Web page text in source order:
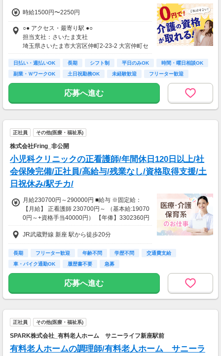
時給1500円〜2250円
○● アクセス・最寄り駅 ●○
担当支社：さいたま支社
埼玉県さいたま市大宮区仲町2-23-2 大宮仲町セ
ンタービル3F
大宮（埼玉県）駅（JR在来線/JR新幹線/東武鉄
道）-4分
大宮（埼玉県）駅（ニューシャトル）-7分
北大宮駅（東武鉄道）-17分
エリア内で案件多数！あなたに合った案件をご
■エリア内の駅一覧
新座駅,志木駅
日払い・週払いOK 長期 シフト制 平日のみOK
時間・曜日相談OK
副業・ＷワークOK
土日祝勤務OK 未経験歓迎 フリーター歓迎
応募へ進む
正社員 その他(医療・福祉系)
株式会社Fring_非公開
小児科クリニックの正看護師/年間休日120日以上/社
会保険完備/正社員/高給与/残業なし/資格取得支援/土
日祝休み/駅チカ/
月給230700円～290000円 ■給与 ※固定給：
【月給】 正看護師 230700円～ （基本給:19070
0円～+資格手当40000円） 【年俸】3302360円
～ 准看護師 209100円～ （基本給:179100円～
+資格手当30000円） 【年俸】3010680円～ ■
諸手当 資格手当 通勤手当
JR武蔵野線 新座 駅から徒歩20分
長期 フリーター歓迎 年齢不問 学歴不問
交通費支給
車・バイク通勤OK
履歴書不要 急募
応募へ進む
正社員 その他(医療・福祉系)
SPARK株式会社_有料老人ホーム サニーライフ新座駅前
有料老人ホームの調理師/有料老人ホーム サニーラ